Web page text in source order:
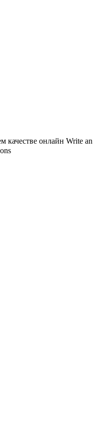
онлайн Write an